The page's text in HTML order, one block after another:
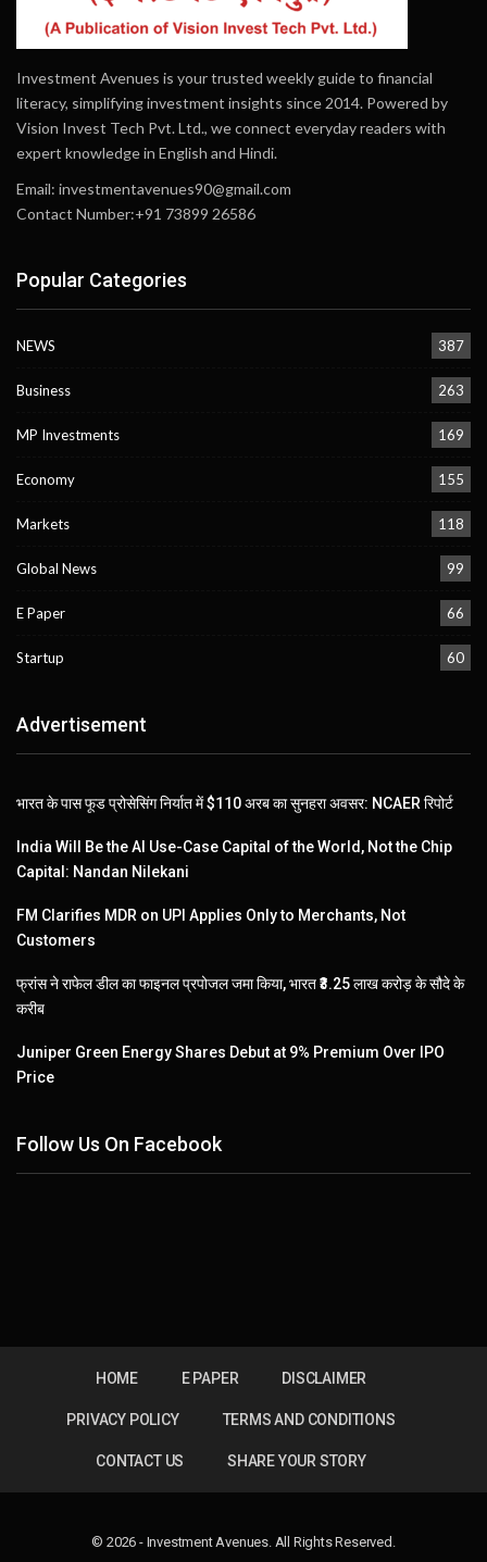
Investment Avenues is your trusted weekly guide to financial
literacy, simplifying investment insights since 2014. Powered by
Vision Invest Tech Pvt. Ltd., we connect everyday readers with
expert knowledge in English and Hindi.
Email: investmentavenues90@gmail.com
Contact Number:+91 73899 26586
Popular Categories
NEWS 387
Business 263
MP Investments 169
Economy 155
Markets 118
Global News 99
E Paper 66
Startup 60
Advertisement
भारत के पास फूड प्रोसेसिंग निर्यात में $110 अरब का सुनहरा अवसर: NCAER रिपोर्ट
India Will Be the AI Use-Case Capital of the World, Not the Chip
Capital: Nandan Nilekani
FM Clarifies MDR on UPI Applies Only to Merchants, Not
Customers
फ्रांस ने राफेल डील का फाइनल प्रपोजल जमा किया, भारत ₹3.25 लाख करोड़ के सौदे के
करीब
Juniper Green Energy Shares Debut at 9% Premium Over IPO
Price
Follow Us On Facebook
HOME E PAPER DISCLAIMER
PRIVACY POLICY TERMS AND CONDITIONS
CONTACT US SHARE YOUR STORY
© 2026 - Investment Avenues. All Rights Reserved.